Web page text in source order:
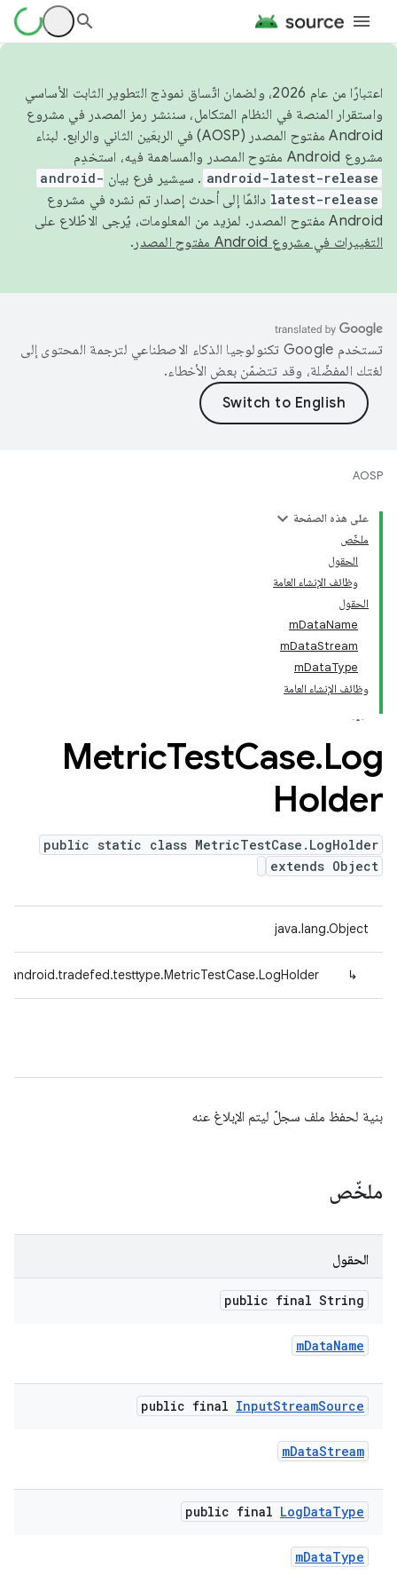
اعتبارًا من عام 2026، ولضمان اتّساق نموذج التطوير الثابت الأساسي
واستقرار المنصة في النظام المتكامل، سننشر رمز المصدر في مشروع
Android مفتوح المصدر (AOSP) في الربعَين الثاني والرابع. لبناء
مشروع Android مفتوح المصدر والمساهمة فيه، استخدِم
android-latest-release . سيشير فرع بيان android-
latest-release دائمًا إلى أحدث إصدار تم نشره في مشروع
Android مفتوح المصدر. لمزيد من المعلومات، يُرجى الاطّلاع على
التغييرات في مشروع Android مفتوح المصدر
.
تستخدم Google تكنولوجيا الذكاء الاصطناعي لترجمة المحتوى إلى
لغتك المفضّلة، وقد تتضمّن بعض الأخطاء.
AOSP
على هذه الصفحة
ملخّص
الحقول
وظائف الإنشاء العامة
الحقول
mDataName
mDataStream
mDataType
وظائف الإنشاء العامة
MetricTestCase.Log
Holder
public static class MetricTestCase.LogHolder
extends Object
java.lang.Object
↳
بنية لحفظ ملف سجلّ ليتم الإبلاغ عنه
ملخّص
الحقول
public final String
mDataName
public final InputStreamSource
mDataStream
public final LogDataType
mDataType